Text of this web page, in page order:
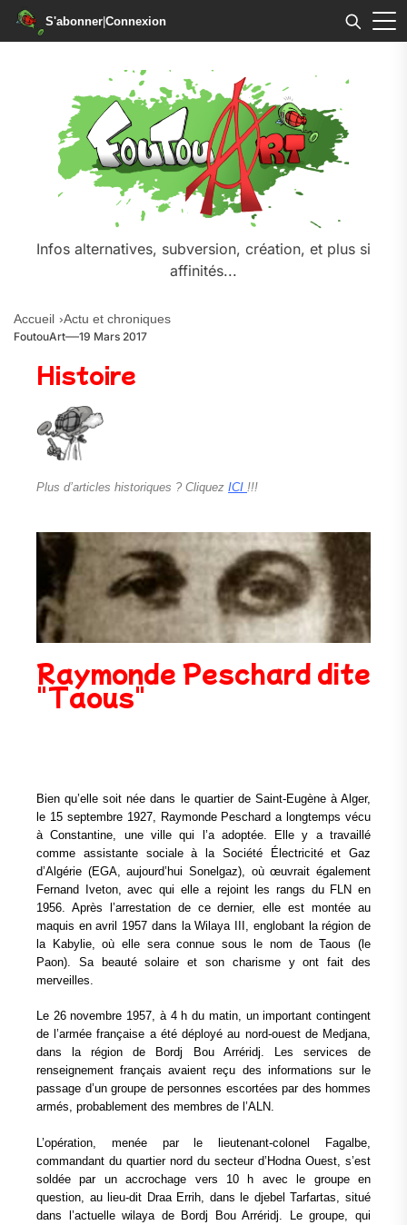
S'abonner|Connexion
Infos alternatives, subversion, création, et plus si
affinités...
Accueil Actu et chroniques
FoutouArt 19 Mars 2017
Histoire
Plus d’articles historiques ? Cliquez ICI !!!
Raymonde Peschard dite
"Taous"
Bien qu’elle soit née dans le quartier de Saint-Eugène à Alger,
le 15 septembre 1927, Raymonde Peschard a longtemps vécu
à Constantine, une ville qui l’a adoptée. Elle y a travaillé
comme assistante sociale à la Société Électricité et Gaz
d’Algérie (EGA, aujourd’hui Sonelgaz), où œuvrait également
Fernand Iveton, avec qui elle a rejoint les rangs du FLN en
1956. Après l’arrestation de ce dernier, elle est montée au
maquis en avril 1957 dans la Wilaya III, englobant la région de
la Kabylie, où elle sera connue sous le nom de Taous (le
Paon). Sa beauté solaire et son charisme y ont fait des
merveilles.
Le 26 novembre 1957, à 4 h du matin, un important contingent
de l’armée française a été déployé au nord-ouest de Medjana,
dans la région de Bordj Bou Arréridj. Les services de
renseignement français avaient reçu des informations sur le
passage d’un groupe de personnes escortées par des hommes
armés, probablement des membres de l’ALN.
L’opération, menée par le lieutenant-colonel Fagalbe,
commandant du quartier nord du secteur d’Hodna Ouest, s’est
soldée par un accrochage vers 10 h avec le groupe en
question, au lieu-dit Draa Errih, dans le djebel Tarfartas, situé
dans l’actuelle wilaya de Bordj Bou Arréridj. Le groupe, qui